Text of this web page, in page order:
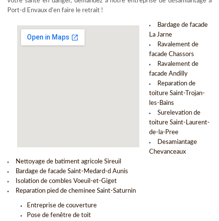
Port-d Envaux d’en faire le retrait !
Bardage de facade
La Jarne
Ravalement de
facade Chassors
Ravalement de
facade Andilly
Reparation de
toiture Saint-Trojan-
les-Bains
Surelevation de
toiture Saint-Laurent-
de-la-Pree
Desamiantage
Chevanceaux
Nettoyage de batiment agricole Sireuil
Bardage de facade Saint-Medard-d Aunis
Isolation de combles Voeuil-et-Giget
Reparation pied de cheminee Saint-Saturnin
Entreprise de couverture
Pose de fenêtre de toit